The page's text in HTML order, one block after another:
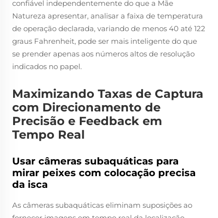
confiável independentemente do que a Mãe
Natureza apresentar, analisar a faixa de temperatura
de operação declarada, variando de menos 40 até 122
graus Fahrenheit, pode ser mais inteligente do que
se prender apenas aos números altos de resolução
indicados no papel.
Maximizando Taxas de Captura
com Direcionamento de
Precisão e Feedback em
Tempo Real
Usar câmeras subaquáticas para
mirar peixes com colocação precisa
da isca
As câmeras subaquáticas eliminam suposições ao